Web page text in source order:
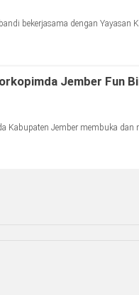
bekerjasama dengan Yayasan
Jember Fun
Kabupaten Jember membuka dan